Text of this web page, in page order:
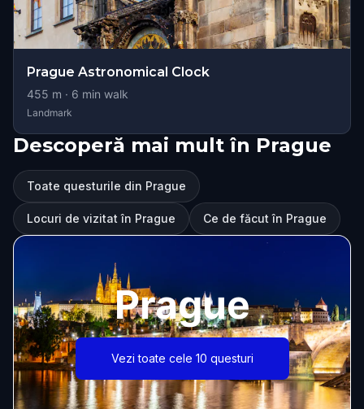
Prague Astronomical Clock
455 m · 6 min walk
Landmark
Descoperă mai mult în Prague
Toate questurile din Prague
Locuri de vizitat în Prague Ce de făcut în Prague
Prague
Vezi toate cele 10 questuri